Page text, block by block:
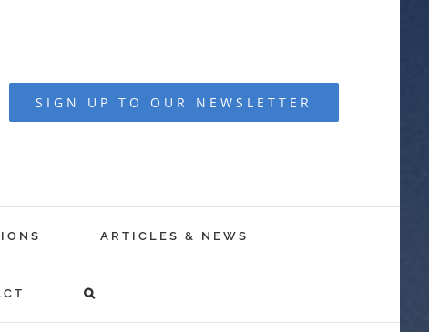
SIGN UP TO OUR NEWSLETTER
ARTICLES & NEWS